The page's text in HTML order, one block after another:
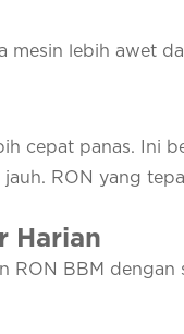
mesin lebih awet
cepat panas. Ini
RON yang
Harian
RON BBM dengan